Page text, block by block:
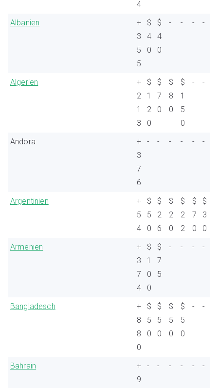
4
Albanien
+
3
5
5
$
4
0
$
4
0
- - - -
Algerien
+
2
1
3
$
1
2
0
$
7
0
$
8
0
$
1
5
0
- -
Andora
+
3
7
6
- - - - - -
Argentinien
+
5
4
$
5
0
$
2
6
$
2
0
$
2
2
$
7
0
$
3
0
Armenien
+
3
7
4
$
1
0
0
$
7
5
- - - -
Bangladesch
+
8
8
0
$
5
0
$
5
0
$
5
0
$
5
0
- -
Bahrain
+
9
- - - - - -